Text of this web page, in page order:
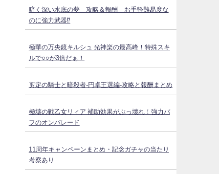
暗く深い水底の夢 攻略＆報酬 お手軽難易度な
のに強力武器⁉
極華の万央鏡キルシュ 光神楽の最高峰！特殊スキ
ルで○○が3倍だぁ！
剪定の騎士と暗殺者-円卓王選編-攻略と報酬まとめ
極壊の戦乙女リィア 補助効果がぶっ壊れ！強力バ
フのオンパレード
11周年キャンペーンまとめ・記念ガチャの当たり
考察あり